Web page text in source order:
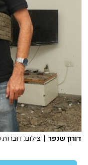
דורון שנפר | צילום: